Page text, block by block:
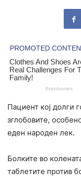
Пациент кој долги
зглобовите,
еден народен лек.
Болките во
таблетите против